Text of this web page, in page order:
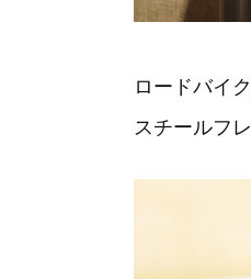
ロードバイ
スチールフ